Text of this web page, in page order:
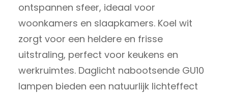
ontspannen sfeer, ideaal voor
woonkamers en slaapkamers. Koel wit
zorgt voor een heldere en frisse
uitstraling, perfect voor keukens en
werkruimtes. Daglicht nabootsende GU10
lampen bieden een natuurlijk lichteffect